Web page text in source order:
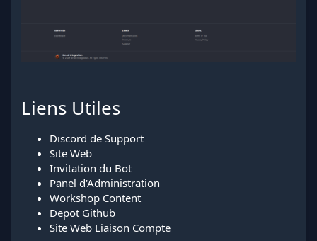
Liens Utiles
Discord de Support
Site Web
Invitation du Bot
Panel d'Administration
Workshop Content
Depot Github
Site Web Liaison Compte